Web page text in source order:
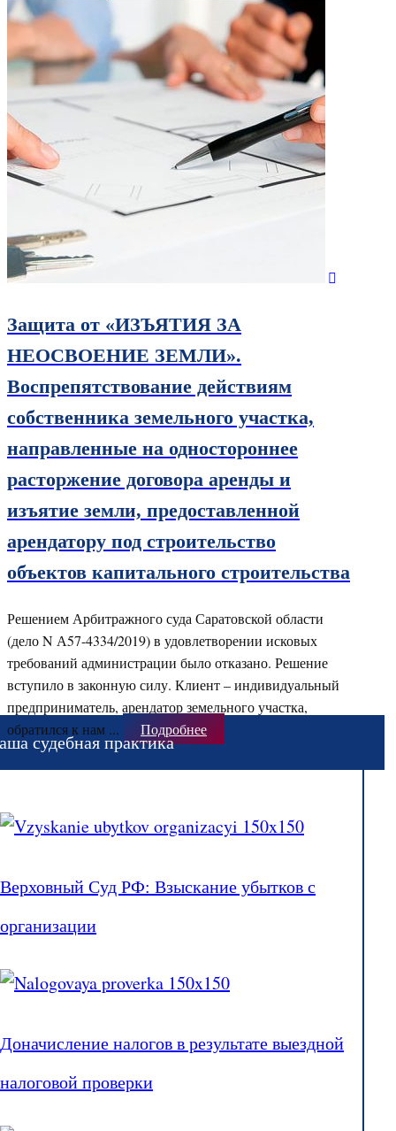
Защита от «ИЗЪЯТИЯ ЗА
НЕОСВОЕНИЕ ЗЕМЛИ».
Воспрепятствование действиям
собственника земельного участка,
направленные на одностороннее
расторжение договора аренды и
изъятие земли, предоставленной
арендатору под строительство
объектов капитального строительства
Решением Арбитражного суда Саратовской области
(дело N А57-4334/2019) в удовлетворении исковых
требований администрации было отказано. Решение
вступило в законную силу. Клиент – индивидуальный
предприниматель, арендатор земельного участка,
обратился к нам ...
Подробнее
судебная практика
Верховный Суд РФ: Взыскание убытков с
организации
Доначисление налогов в результате выездной
налоговой проверки